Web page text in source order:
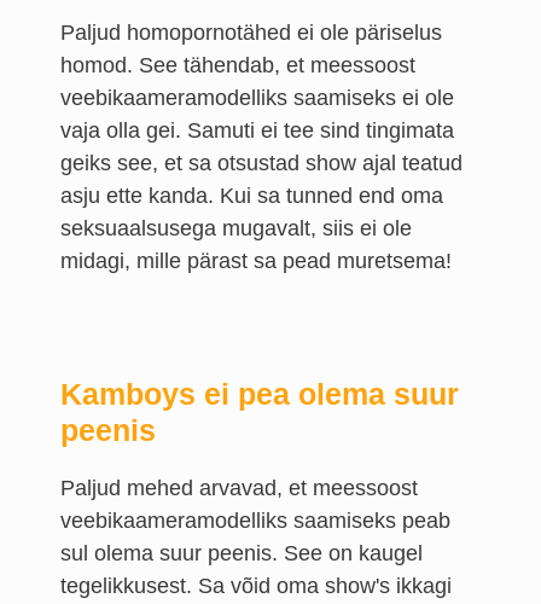
Paljud homopornotähed ei ole päriselus
homod. See tähendab, et meessoost
veebikaameramodelliks saamiseks ei ole
vaja olla gei. Samuti ei tee sind tingimata
geiks see, et sa otsustad show ajal teatud
asju ette kanda. Kui sa tunned end oma
seksuaalsusega mugavalt, siis ei ole
midagi, mille pärast sa pead muretsema!
Kamboys ei pea olema suur
peenis
Paljud mehed arvavad, et meessoost
veebikaameramodelliks saamiseks peab
sul olema suur peenis. See on kaugel
tegelikkusest. Sa võid oma show's ikkagi